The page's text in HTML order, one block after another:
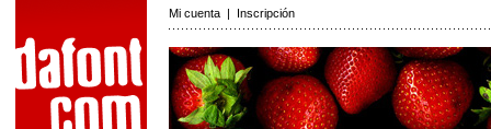
Mi cuenta | Inscripción